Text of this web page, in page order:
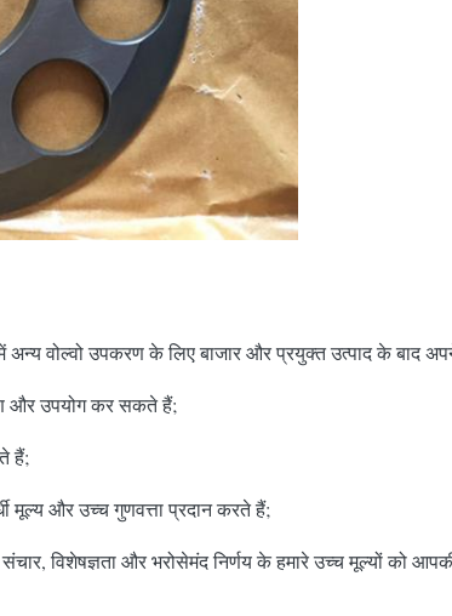
वोल्वो उपकरण के लिए बाजार और प्रयुक्त उत्पाद के बाद अपने
और उपयोग कर सकते हैं;
हैं;
मूल्य और उच्च गुणवत्ता प्रदान करते हैं;
विशेषज्ञता और भरोसेमंद निर्णय के हमारे उच्च मूल्यों को